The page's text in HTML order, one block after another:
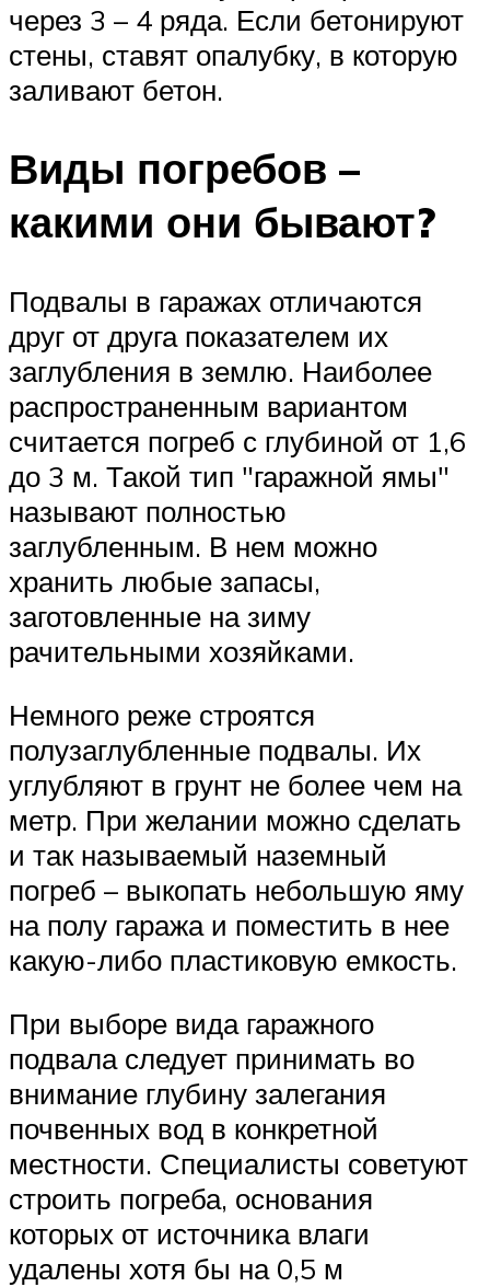
через 3 – 4 ряда. Если бетонируют
стены, ставят опалубку, в которую
заливают бетон.
Виды погребов –
какими они бывают?
Подвалы в гаражах отличаются
друг от друга показателем их
заглубления в землю. Наиболее
распространенным вариантом
считается погреб с глубиной от 1,6
до 3 м. Такой тип
гаражной ямы
называют полностью
заглубленным. В нем можно
хранить любые запасы,
заготовленные на зиму
рачительными хозяйками.
Немного реже строятся
полузаглубленные подвалы. Их
углубляют в грунт не более чем на
метр. При желании можно сделать
и так называемый наземный
погреб – выкопать небольшую яму
на полу гаража и поместить в нее
какую-либо пластиковую емкость.
При выборе вида гаражного
подвала следует принимать во
внимание глубину залегания
почвенных вод в конкретной
местности. Специалисты советуют
строить погреба, основания
которых от источника влаги
удалены хотя бы на 0,5 м